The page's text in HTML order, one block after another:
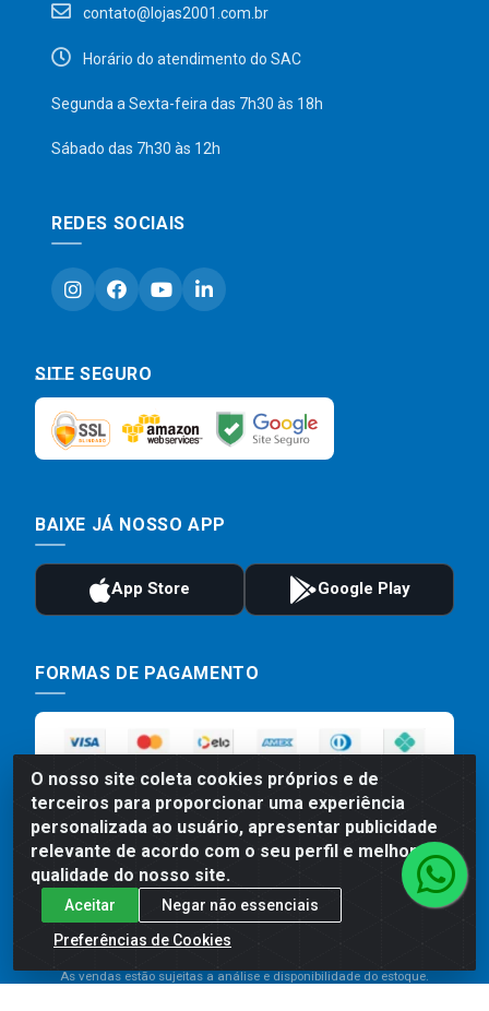
O nosso site coleta cookies próprios e de
terceiros para proporcionar uma experiência
personalizada ao usuário, apresentar publicidade
relevante de acordo com o seu perfil e melhorar a
qualidade do nosso site.
Aceitar
Negar não essenciais
Preferências de Cookies
contato@lojas2001.com.br
Horário do atendimento do SAC
Segunda a Sexta-feira das 7h30 às 18h
Sábado das 7h30 às 12h
REDES SOCIAIS
SITE SEGURO
BAIXE JÁ NOSSO APP
FORMAS DE PAGAMENTO
Preços, promoções, condições de pagamento e frete são válidos
para compras realizadas exclusivamente pelo site. Caso haja
divergência de preço de um produto, será válido o preço que for
As vendas estão sujeitas a análise e disponibilidade do estoque.